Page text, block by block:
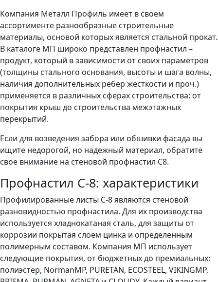
Компания Металл Профиль имеет в своем
ассортименте разнообразные строительные
материалы, основой которых является стальной прокат.
В каталоге МП широко представлен профнастил –
продукт, который в зависимости от своих параметров
(толщины стального основания, высоты и шага волны,
наличия дополнительных ребер жесткости и проч.)
применяется в различных сферах строительства: от
покрытия крыш до строительства межэтажных
перекрытий.
Если для возведения забора или обшивки фасада вы
ищите недорогой, но надежный материал, обратите
свое внимание на стеновой профнастил С8.
Профнастил С-8: характеристики
Профилированные листы С-8 являются стеновой
разновидностью профнастила. Для их производства
используется хладнокатаная сталь, для защиты от
коррозии покрытая слоем цинка и определенным
полимерным составом. Компания МП использует
следующие покрытия, от бюджетных до премиальных:
полиэстер, NormanMP, PURETAN, ECOSTEEL, VIKINGMP,